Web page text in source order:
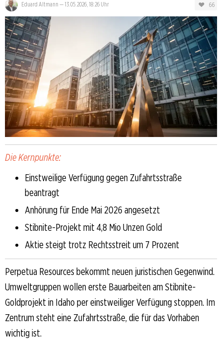
Eduard Altmann — 13.05.2026, 18:26 Uhr 66
Die Kernpunkte:
Einstweilige Verfügung gegen Zufahrtsstraße
beantragt
Anhörung für Ende Mai 2026 angesetzt
Stibnite-Projekt mit 4,8 Mio Unzen Gold
Aktie steigt trotz Rechtsstreit um 7 Prozent
Perpetua Resources bekommt neuen juristischen Gegenwind.
Umweltgruppen wollen erste Bauarbeiten am Stibnite-
Goldprojekt in Idaho per einstweiliger Verfügung stoppen. Im
Zentrum steht eine Zufahrtsstraße, die für das Vorhaben
wichtig ist.